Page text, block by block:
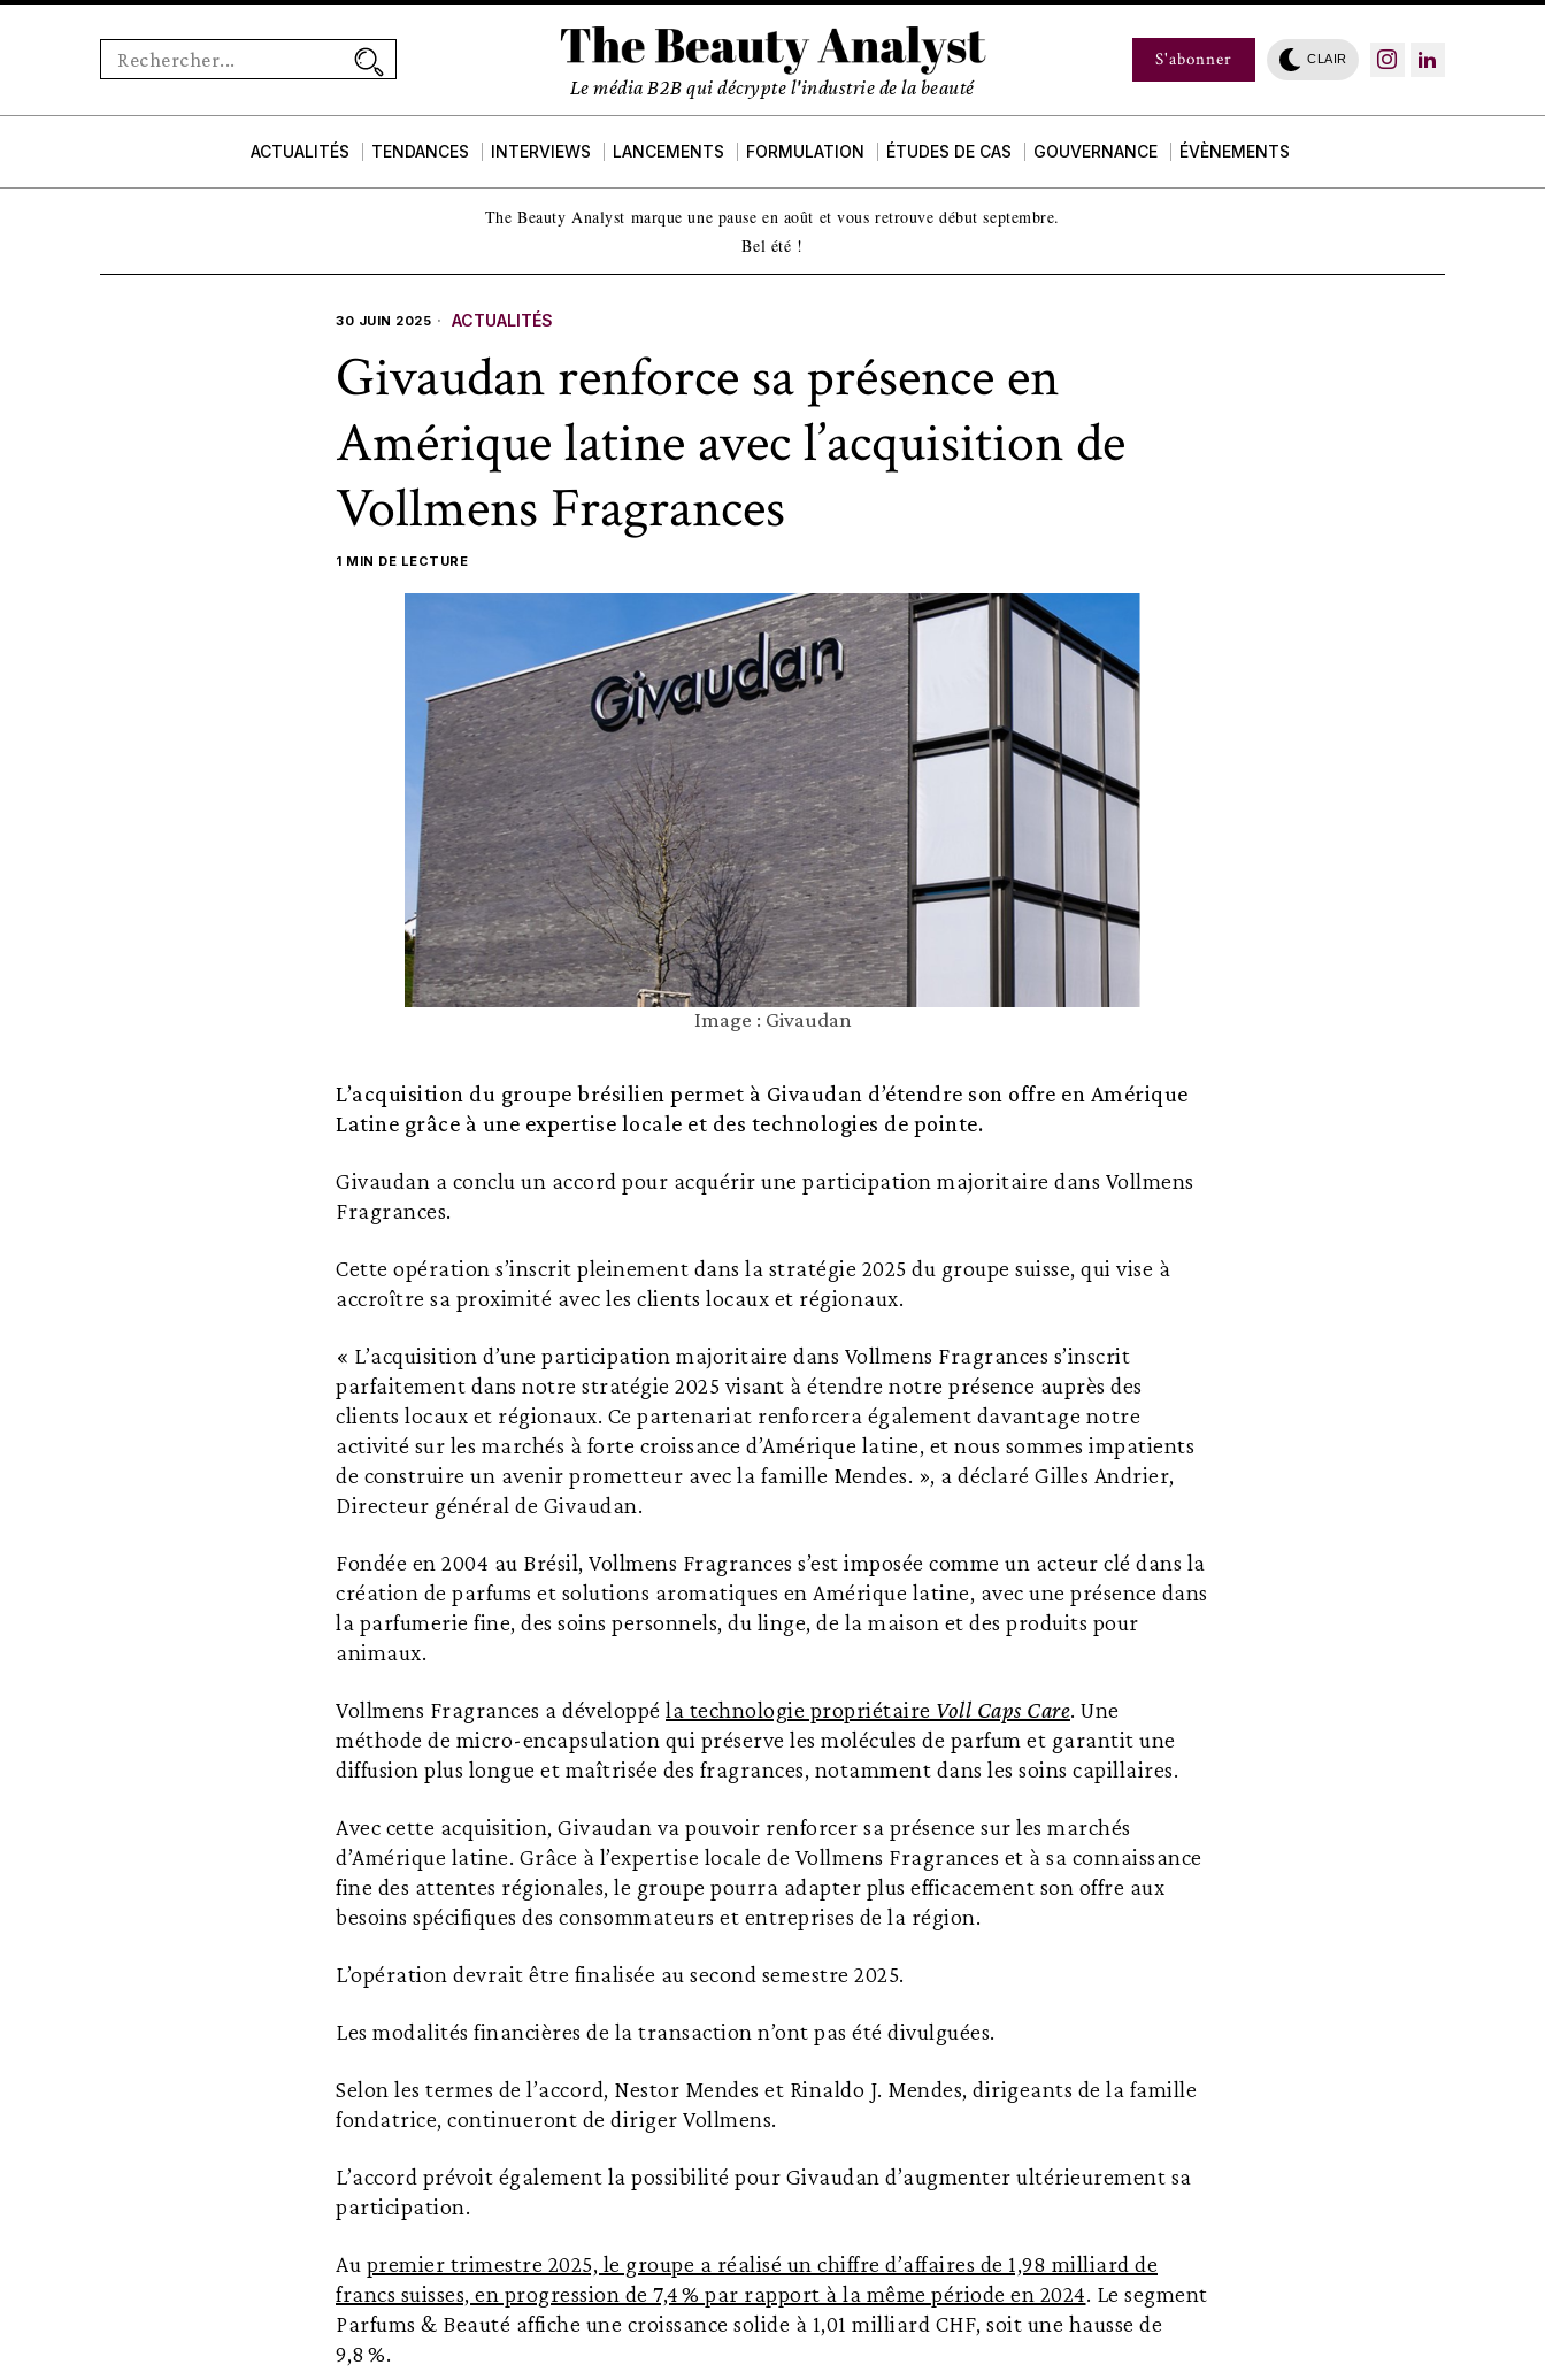
Le média B2B qui décrypte l'industrie de la beauté
S'abonner CLAIR
ACTUALITÉS TENDANCES INTERVIEWS LANCEMENTS FORMULATION ÉTUDES DE CAS GOUVERNANCE ÉVÈNEMENTS
The Beauty Analyst marque une pause en août et vous retrouve début septembre.
Bel été !
30 JUIN 2025 ACTUALITÉS
Givaudan renforce sa présence en
Amérique latine avec l’acquisition de
Vollmens Fragrances
1 MIN DE LECTURE
Image : Givaudan
L’acquisition du groupe brésilien permet à Givaudan d’étendre son offre en Amérique
Latine grâce à une expertise locale et des technologies de pointe.
Givaudan a conclu un accord pour acquérir une participation majoritaire dans Vollmens
Fragrances.
Cette opération s’inscrit pleinement dans la stratégie 2025 du groupe suisse, qui vise à
accroître sa proximité avec les clients locaux et régionaux.
« L’acquisition d’une participation majoritaire dans Vollmens Fragrances s’inscrit
parfaitement dans notre stratégie 2025 visant à étendre notre présence auprès des
clients locaux et régionaux. Ce partenariat renforcera également davantage notre
activité sur les marchés à forte croissance d’Amérique latine, et nous sommes impatients
de construire un avenir prometteur avec la famille Mendes. », a déclaré Gilles Andrier,
Directeur général de Givaudan.
Fondée en 2004 au Brésil, Vollmens Fragrances s’est imposée comme un acteur clé dans la
création de parfums et solutions aromatiques en Amérique latine, avec une présence dans
la parfumerie fine, des soins personnels, du linge, de la maison et des produits pour
animaux.
Vollmens Fragrances a développé la technologie propriétaire Voll Caps Care. Une
méthode de micro-encapsulation qui préserve les molécules de parfum et garantit une
diffusion plus longue et maîtrisée des fragrances, notamment dans les soins capillaires.
Avec cette acquisition, Givaudan va pouvoir renforcer sa présence sur les marchés
d’Amérique latine. Grâce à l’expertise locale de Vollmens Fragrances et à sa connaissance
fine des attentes régionales, le groupe pourra adapter plus efficacement son offre aux
besoins spécifiques des consommateurs et entreprises de la région.
L’opération devrait être finalisée au second semestre 2025.
Les modalités financières de la transaction n’ont pas été divulguées.
Selon les termes de l’accord, Nestor Mendes et Rinaldo J. Mendes, dirigeants de la famille
fondatrice, continueront de diriger Vollmens.
L’accord prévoit également la possibilité pour Givaudan d’augmenter ultérieurement sa
participation.
Au premier trimestre 2025, le groupe a réalisé un chiffre d’affaires de 1,98 milliard de
francs suisses, en progression de 7,4 % par rapport à la même période en 2024. Le segment
Parfums & Beauté affiche une croissance solide à 1,01 milliard CHF, soit une hausse de
9,8 %.